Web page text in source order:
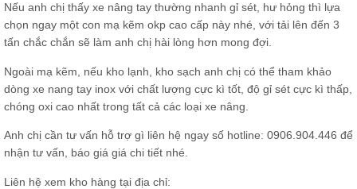
Nếu anh chị thấy xe nâng tay thường nhanh gỉ sét, hư hỏng thì lựa
chọn ngay một con mạ kẽm okp cao cấp này nhé, với tải lên đến 3
tấn chắc chắn sẽ làm anh chị hài lòng hơn mong đợi.
Ngoài mạ kẽm, nếu kho lạnh, kho sạch anh chị có thể tham khảo
dòng xe nang tay inox với chất lượng cực kì tốt, độ gỉ sét cực kì thấp,
chóng oxi cao nhất trong tất cả các loại xe nâng.
Anh chị cần tư vấn hỗ trợ gì liên hệ ngay số hotline: 0906.904.446 để
nhận tư vấn, báo giá giá chi tiết nhé.
Liên hệ xem kho hàng tại địa chỉ: